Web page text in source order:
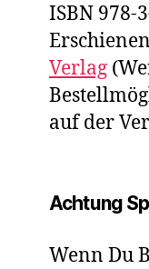
ISBN 978-
Verlag
auf der
Achtung
Wenn Du